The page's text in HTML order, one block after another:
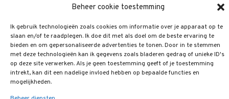
Beheer cookie toestemming
Ik gebruik technologieën zoals cookies om informatie over je apparaat op te
slaan en/of te raadplegen. Ik doe dit met als doel om de beste ervaring te
bieden en om gepersonaliseerde advertenties te tonen. Door in te stemmen
met deze technologieën kan ik gegevens zoals bladeren gedrag of unieke ID's
op deze site verwerken. Als je geen toestemming geeft of je toestemming
intrekt, kan dit een nadelige invloed hebben op bepaalde functies en
mogelijkheden.